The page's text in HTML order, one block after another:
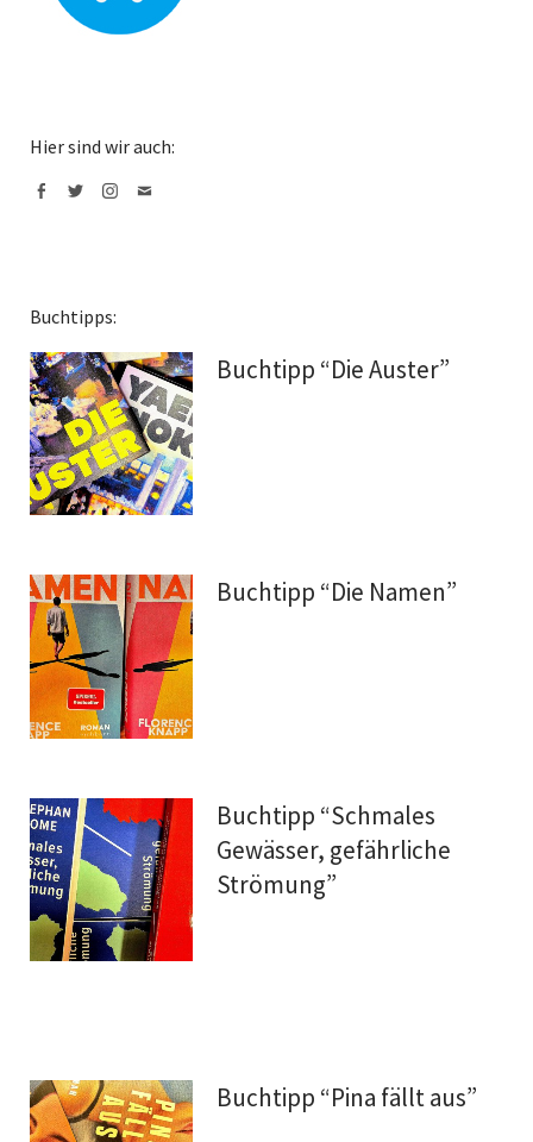
Hier sind wir auch:
Buchtipps:
Buchtipp “Die Auster”
Buchtipp “Die Namen”
Buchtipp “Schmales
Gewässer, gefährliche
Strömung”
Buchtipp “Pina fällt aus”